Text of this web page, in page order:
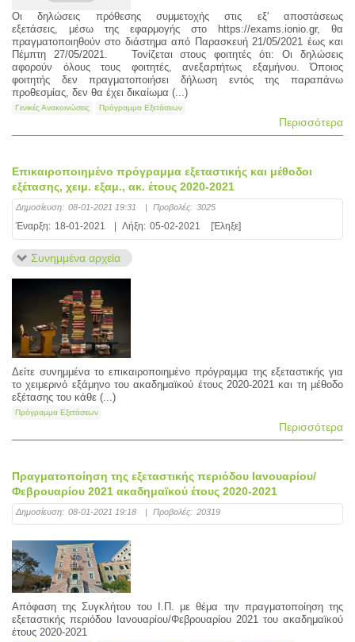
Οι δηλώσεις πρόθεσης συμμετοχής στις εξ' αποστάσεως
εξετάσεις, μέσω της εφαρμογής στο https://exams.ionio.gr, θα
πραγματοποιηθούν στο διάστημα από Παρασκευή 21/05/2021 έως και
Πέμπτη 27/05/2021. Τονίζεται στους φοιτητές ότι: Οι δηλώσεις
αφορούν όλους τους φοιτητές, ανεξαρτήτως εξαμήνου. Όποιος
φοιτητής δεν πραγματοποιήσει δήλωση εντός της παραπάνω
προθεσμίας, δεν θα έχει δικαίωμα (...)
Γενικές Ανακοινώσεις Πρόγραμμα Εξετάσεων
Περισσότερα
Επικαιροποιημένο πρόγραμμα εξεταστικής και μέθοδοι
εξέτασης, χειμ. εξαμ., ακ. έτους 2020-2021
Δημοσίευση: 08-01-2021 19:31 | Προβολές: 3025
Έναρξη: 18-01-2021 Λήξη: 05-02-2021 [Έληξε]
Συνημμένα αρχεία
Δείτε συνημμένα το επικαιροποιημένο πρόγραμμα της εξεταστικής για
το χειμερινό εξάμηνο του ακαδημαϊκού έτους 2020-2021 και τη μέθοδο
εξέτασης του κάθε (...)
Πρόγραμμα Εξετάσεων
Περισσότερα
Πραγματοποίηση της εξεταστικής περιόδου Ιανουαρίου/
Φεβρουαρίου 2021 ακαδημαϊκού έτους 2020-2021
Δημοσίευση: 08-01-2021 19:18 | Προβολές: 20319
Απόφαση της Συγκλήτου του Ι.Π. με θέμα την πραγματοποίηση της
εξεταστικής περιόδου Ιανουαρίου/Φεβρουαρίου 2021 του ακαδημαϊκού
έτους 2020-2021